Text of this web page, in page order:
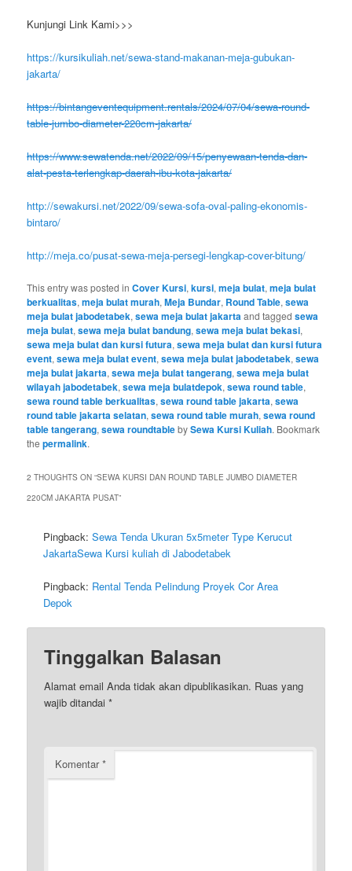
Kunjungi Link Kami>>>
https://kursikuliah.net/sewa-stand-makanan-meja-gubukan-
jakarta/
https://bintangeventequipment.rentals/2024/07/04/sewa-round-
table-jumbo-diameter-220cm-jakarta/
https://www.sewatenda.net/2022/09/15/penyewaan-tenda-dan-
alat-pesta-terlengkap-daerah-ibu-kota-jakarta/
http://sewakursi.net/2022/09/sewa-sofa-oval-paling-ekonomis-
bintaro/
http://meja.co/pusat-sewa-meja-persegi-lengkap-cover-bitung/
This entry was posted inCover Kursi,kursi,meja bulat,meja bulat
berkualitas,meja bulat murah,Meja Bundar, Round Table,sewa
meja bulat jabodetabek,sewa meja bulat jakarta and taggedsewa
meja bulat,sewa meja bulat bandung,sewa meja bulat bekasi,
sewa meja bulat dan kursi futura,sewa meja bulat dan kursi futura
event,sewa meja bulat event,sewa meja bulat jabodetabek,sewa
meja bulat jakarta,sewa meja bulat tangerang,sewa meja bulat
wilayah jabodetabek,sewa meja bulatdepok,sewa round table,
sewa round table berkualitas,sewa round table jakarta,sewa
round table jakarta selatan,sewa round table murah,sewa round
table tangerang,sewa roundtablebySewa Kursi Kuliah. Bookmark
thepermalink.
2 THOUGHTS ON “SEWA KURSI DAN ROUND TABLE JUMBO DIAMETER
220CM JAKARTA PUSAT”
Pingback:Sewa Tenda Ukuran 5x5meter Type Kerucut
JakartaSewa Kursi kuliah di Jabodetabek
Pingback: Rental Tenda Pelindung Proyek Cor Area
Depok
Tinggalkan Balasan
Alamat email Anda tidak akan dipublikasikan. Ruas yang
wajib ditandai*
Komentar*